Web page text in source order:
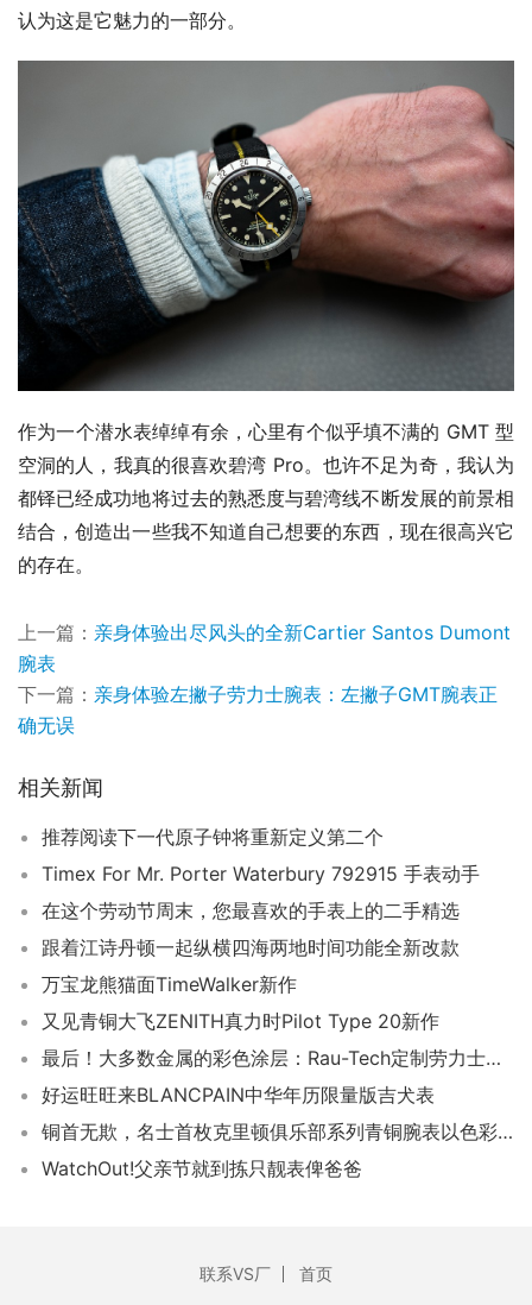
认为这是它魅力的一部分。
作为一个潜水表绰绰有余，心里有个似乎填不满的 GMT 型
空洞的人，我真的很喜欢碧湾 Pro。也许不足为奇，我认为
都铎已经成功地将过去的熟悉度与碧湾线不断发展的前景相
结合，创造出一些我不知道自己想要的东西，现在很高兴它
的存在。
上一篇： 亲身体验出尽风头的全新Cartier Santos Dumont
腕表
下一篇： 亲身体验左撇子劳力士腕表：左撇子GMT腕表正
确无误
相关新闻
推荐阅读下一代原子钟将重新定义第二个
Timex For Mr. Porter Waterbury 792915 手表动手
在这个劳动节周末，您最喜欢的手表上的二手精选
跟着江诗丹顿一起纵横四海两地时间功能全新改款
万宝龙熊猫面TimeWalker新作
又见青铜大飞ZENITH真力时Pilot Type 20新作
最后！大多数金属的彩色涂层：Rau-Tech定制劳力士手表和其他手表
好运旺旺来BLANCPAIN中华年历限量版吉犬表
铜首无欺，名士首枚克里顿俱乐部系列青铜腕表以色彩展现名流风格
WatchOut!父亲节就到拣只靓表俾爸爸
联系VS厂
首页